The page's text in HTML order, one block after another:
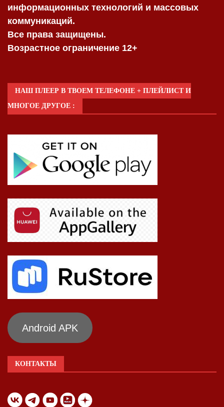
информационных технологий и массовых
коммуникаций.
Все права защищены.
Возрастное ограничение 12+
НАШ ПЛЕЕР В ТВОЕМ ТЕЛЕФОНЕ + ПЛЕЙЛИСТ И
МНОГОЕ ДРУГОЕ :
Android APK
КОНТАКТЫ